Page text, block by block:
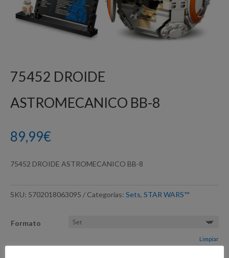
75452 DROIDE
ASTROMECANICO BB-8
89,99€
75452 DROIDE ASTROMECANICO BB-8
SKU: 5702018063095 Categorías: Sets, STAR WARS™
Formato
Limpiar